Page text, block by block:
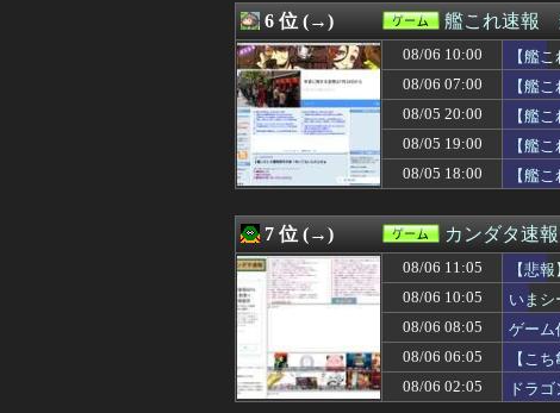
08/06 06:00
今から25年前にタイ
08/06 05:05
【画像】ニーアレプ
08/06 05:01
【ウマ娘】うおっ
08/06 04:05
「エロゲー」とかい
08/06 04:02
【朗報】プレステの
08/06 04:01
【ウマ娘】こんなに
08/06 04:00
【ウマ娘】旦那を尻
08/06 02:05
ドラゴンボールの敵
08/06 02:02
【朗報】メディア「
08/06 01:25
お前らがオープンワ
08/06 01:05
【驚報】 最近のア
08/06 01:00
メインヒロインが途
08/06 00:30
【FE万紫千紅】こ
08/06 00:30
【小ネタ・画像】あ
08/06 00:28
【モンハンワイルズ
08/06 00:10
【FF14】クレセン
08/06 00:01
【ウマ娘】ライトハ
08/06 00:00
【まどドラ】プレ
6 位 (→) 艦これ速報
08/06 10:00
【艦
08/06 07:00
【艦
08/05 20:00
【艦
08/05 19:00
【艦
08/05 18:00
【艦
7 位 (→) カンダタ速報
08/06 11:05
【悲
08/06 10:05
いまシ
08/06 08:05
ゲーム
08/06 06:05
【こ
08/06 02:05
ドラ